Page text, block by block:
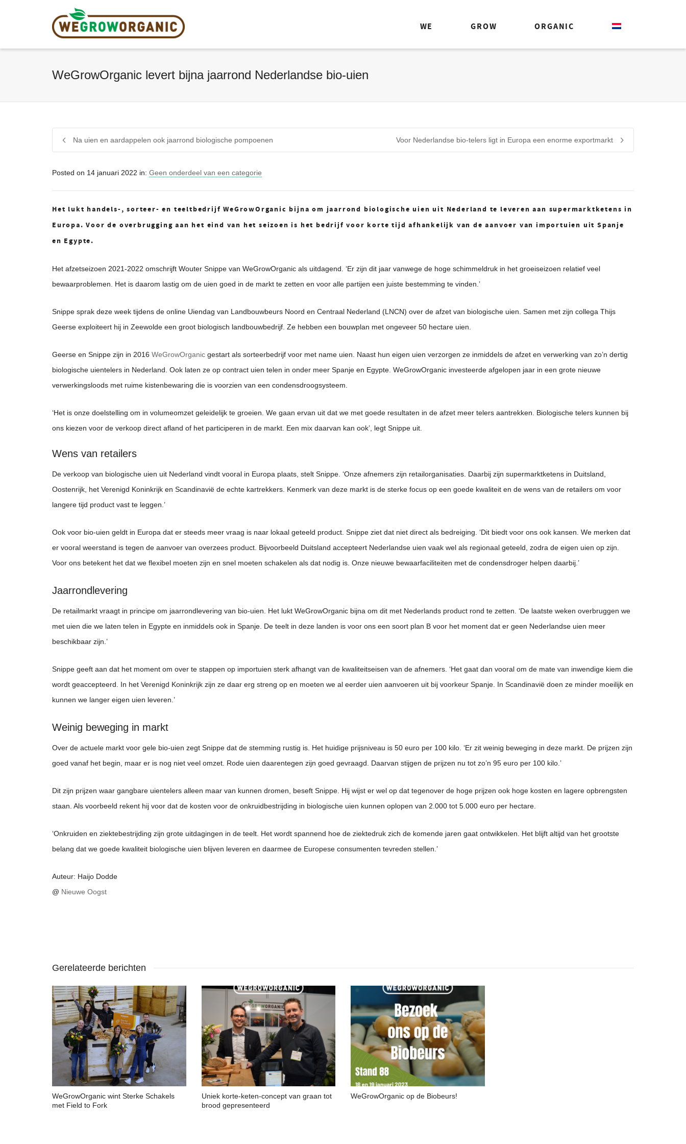
WE GROW ORGANIC
WeGrowOrganic levert bijna jaarrond Nederlandse bio-uien
Na uien en aardappelen ook jaarrond biologische pompoenen Voor Nederlandse bio-telers ligt in Europa een enorme exportmarkt
Posted on 14 januari 2022 in: Geen onderdeel van een categorie
Het lukt handels-, sorteer- en teeltbedrijf WeGrowOrganic bijna om jaarrond biologische uien uit Nederland te leveren aan supermarktketens in
Europa. Voor de overbrugging aan het eind van het seizoen is het bedrijf voor korte tijd afhankelijk van de aanvoer van importuien uit Spanje
en Egypte.
Het afzetseizoen 2021-2022 omschrijft Wouter Snippe van WeGrowOrganic als uitdagend. ‘Er zijn dit jaar vanwege de hoge schimmeldruk in het groeiseizoen relatief veel
bewaarproblemen. Het is daarom lastig om de uien goed in de markt te zetten en voor alle partijen een juiste bestemming te vinden.’
Snippe sprak deze week tijdens de online Uiendag van Landbouwbeurs Noord en Centraal Nederland (LNCN) over de afzet van biologische uien. Samen met zijn collega Thijs
Geerse exploiteert hij in Zeewolde een groot biologisch landbouwbedrijf. Ze hebben een bouwplan met ongeveer 50 hectare uien.
Geerse en Snippe zijn in 2016 WeGrowOrganic gestart als sorteerbedrijf voor met name uien. Naast hun eigen uien verzorgen ze inmiddels de afzet en verwerking van zo’n dertig
biologische uientelers in Nederland. Ook laten ze op contract uien telen in onder meer Spanje en Egypte. WeGrowOrganic investeerde afgelopen jaar in een grote nieuwe
verwerkingsloods met ruime kistenbewaring die is voorzien van een condensdroogsysteem.
‘Het is onze doelstelling om in volumeomzet geleidelijk te groeien. We gaan ervan uit dat we met goede resultaten in de afzet meer telers aantrekken. Biologische telers kunnen bij
ons kiezen voor de verkoop direct afland of het participeren in de markt. Een mix daarvan kan ook’, legt Snippe uit.
Wens van retailers
De verkoop van biologische uien uit Nederland vindt vooral in Europa plaats, stelt Snippe. ‘Onze afnemers zijn retailorganisaties. Daarbij zijn supermarktketens in Duitsland,
Oostenrijk, het Verenigd Koninkrijk en Scandinavië de echte kartrekkers. Kenmerk van deze markt is de sterke focus op een goede kwaliteit en de wens van de retailers om voor
langere tijd product vast te leggen.’
Ook voor bio-uien geldt in Europa dat er steeds meer vraag is naar lokaal geteeld product. Snippe ziet dat niet direct als bedreiging. ‘Dit biedt voor ons ook kansen. We merken dat
er vooral weerstand is tegen de aanvoer van overzees product. Bijvoorbeeld Duitsland accepteert Nederlandse uien vaak wel als regionaal geteeld, zodra de eigen uien op zijn.
Voor ons betekent het dat we flexibel moeten zijn en snel moeten schakelen als dat nodig is. Onze nieuwe bewaarfaciliteiten met de condensdroger helpen daarbij.’
Jaarrondlevering
De retailmarkt vraagt in principe om jaarrondlevering van bio-uien. Het lukt WeGrowOrganic bijna om dit met Nederlands product rond te zetten. ‘De laatste weken overbruggen we
met uien die we laten telen in Egypte en inmiddels ook in Spanje. De teelt in deze landen is voor ons een soort plan B voor het moment dat er geen Nederlandse uien meer
beschikbaar zijn.’
Snippe geeft aan dat het moment om over te stappen op importuien sterk afhangt van de kwaliteitseisen van de afnemers. ‘Het gaat dan vooral om de mate van inwendige kiem die
wordt geaccepteerd. In het Verenigd Koninkrijk zijn ze daar erg streng op en moeten we al eerder uien aanvoeren uit bij voorkeur Spanje. In Scandinavië doen ze minder moeilijk en
kunnen we langer eigen uien leveren.’
Weinig beweging in markt
Over de actuele markt voor gele bio-uien zegt Snippe dat de stemming rustig is. Het huidige prijsniveau is 50 euro per 100 kilo. ‘Er zit weinig beweging in deze markt. De prijzen zijn
goed vanaf het begin, maar er is nog niet veel omzet. Rode uien daarentegen zijn goed gevraagd. Daarvan stijgen de prijzen nu tot zo’n 95 euro per 100 kilo.’
Dit zijn prijzen waar gangbare uientelers alleen maar van kunnen dromen, beseft Snippe. Hij wijst er wel op dat tegenover de hoge prijzen ook hoge kosten en lagere opbrengsten
staan. Als voorbeeld rekent hij voor dat de kosten voor de onkruidbestrijding in biologische uien kunnen oplopen van 2.000 tot 5.000 euro per hectare.
‘Onkruiden en ziektebestrijding zijn grote uitdagingen in de teelt. Het wordt spannend hoe de ziektedruk zich de komende jaren gaat ontwikkelen. Het blijft altijd van het grootste
belang dat we goede kwaliteit biologische uien blijven leveren en daarmee de Europese consumenten tevreden stellen.’
Auteur: Haijo Dodde
@ Nieuwe Oogst
Gerelateerde berichten
WeGrowOrganic wint Sterke Schakels
met Field to Fork
Uniek korte-keten-concept van graan tot
brood gepresenteerd
WeGrowOrganic op de Biobeurs!